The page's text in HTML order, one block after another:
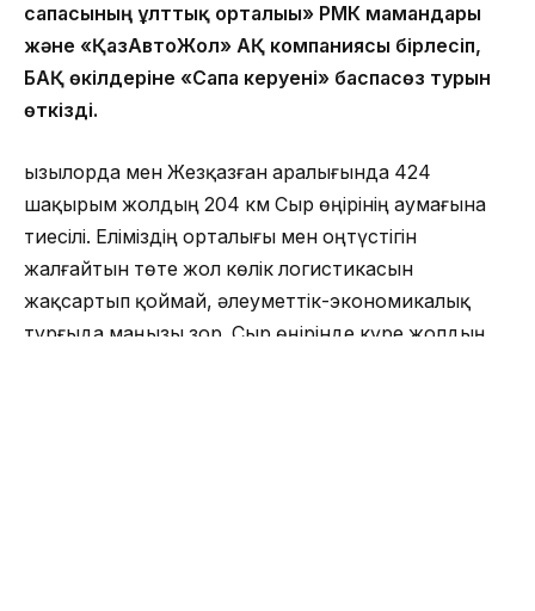
сапасының ұлттық орталығы» РМК мамандары
және «ҚазАвтоЖол» АҚ компаниясы бірлесіп,
БАҚ өкілдеріне «Сапа керуені» баспасөз турын
өткізді.
Қызылорда мен Жезқазған аралығында 424
шақырым жолдың 204 км Сыр өңірінің аумағына
тиесілі. Еліміздің орталығы мен оңтүстігін
жалғайтын төте жол көлік логистикасын
жақсартып қоймай, әлеуметтік-экономикалық
тұрғыда маңызы зор. Сыр өңірінде күре жолдың